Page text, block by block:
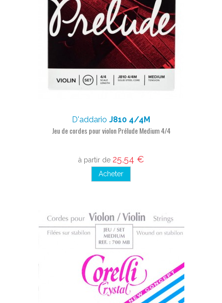
D'addario J810 4/4M
Jeu de cordes pour violon Prélude Medium 4/4
à partir de 25,54 €
Acheter